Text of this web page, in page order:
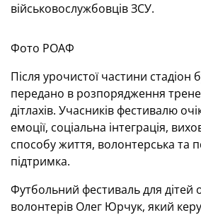
військовослужбовців ЗСУ.
Фото РОАФ
Після урочистої частини стадіон
передано в розпорядження
дітлахів. Учасників фестивалю
емоції, соціальна інтеграція,
способу життя, волонтерська та
підтримка.
Футбольний фестиваль для дітей
волонтерів Олег Юрчук, який